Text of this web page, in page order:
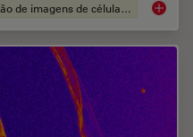
Aquisição de imagens de células vivas Nobel